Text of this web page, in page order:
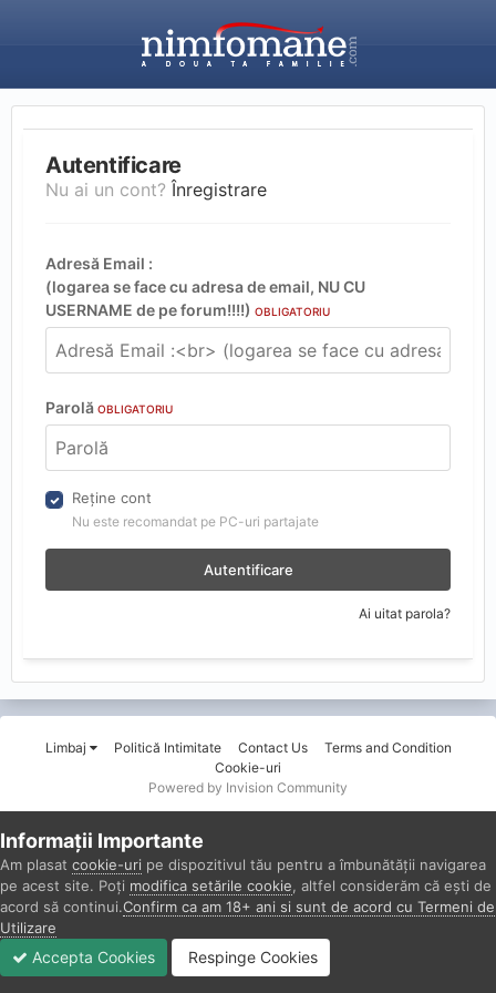
Autentificare
Nu ai un cont? Înregistrare
Adresă Email :
(logarea se face cu adresa de email, NU CU
USERNAME de pe forum!!!!) OBLIGATORIU
Parolă OBLIGATORIU
Reține cont
Nu este recomandat pe PC-uri partajate
Autentificare
Ai uitat parola?
Limbaj Politică Intimitate Contact Us
Terms and Condition
Cookie-uri
Powered by Invision Community
Informații Importante
Am plasat cookie-uri pe dispozitivul tău pentru a îmbunătății navigarea
pe acest site. Poți modifica setările cookie , altfel considerăm că ești de
acord să continui.Confirm ca am 18+ ani si sunt de acord cu Termeni de
Utilizare
Accepta Cookies Respinge Cookies
Înregistrare